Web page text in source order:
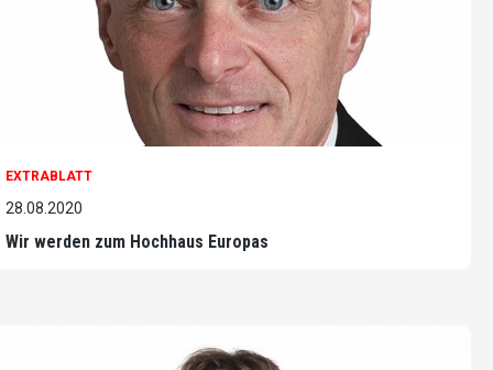
EXTRABLATT
28.08.2020
Wir werden zum Hochhaus Europas